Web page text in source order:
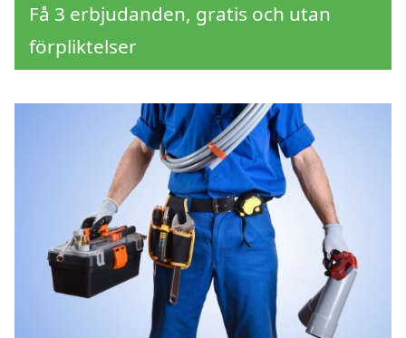
Få 3 erbjudanden, gratis och utan
förpliktelser